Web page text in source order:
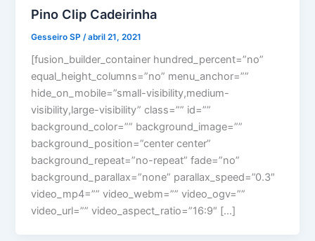
Pino Clip Cadeirinha
Gesseiro SP /abril 21, 2021
[fusion_builder_container hundred_percent=”no”
equal_height_columns=”no” menu_anchor=””
hide_on_mobile=”small-visibility,medium-
visibility,large-visibility” class=”” id=””
background_color=”” background_image=””
background_position=”center center”
background_repeat=”no-repeat” fade=”no”
background_parallax=”none” parallax_speed=”0.3″
video_mp4=”” video_webm=”” video_ogv=””
video_url=”” video_aspect_ratio=”16:9″ […]